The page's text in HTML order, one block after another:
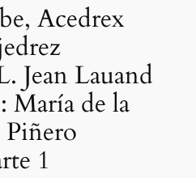
Acedrex
Jean Lauand
María de la
1